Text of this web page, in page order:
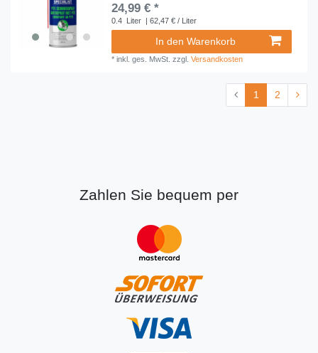
24,99 € *
0.4 Liter | 62,47 € / Liter
In den Warenkorb
*inkl. ges. MwSt. zzgl.Versandkosten
1 2
Zahlen Sie bequem per